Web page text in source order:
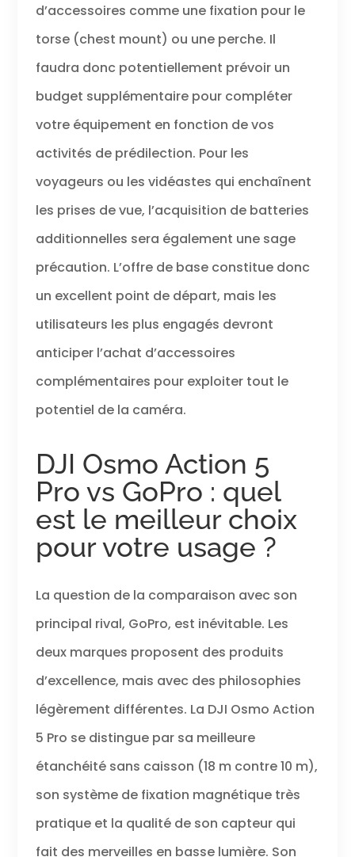
d’accessoires comme une fixation pour le
torse (chest mount) ou une perche. Il
faudra donc potentiellement prévoir un
budget supplémentaire pour compléter
votre équipement en fonction de vos
activités de prédilection. Pour les
voyageurs ou les vidéastes qui enchaînent
les prises de vue, l’acquisition de batteries
additionnelles sera également une sage
précaution. L’offre de base constitue donc
un excellent point de départ, mais les
utilisateurs les plus engagés devront
anticiper l’achat d’accessoires
complémentaires pour exploiter tout le
potentiel de la caméra.
DJI Osmo Action 5
Pro vs GoPro : quel
est le meilleur choix
pour votre usage ?
La question de la comparaison avec son
principal rival, GoPro, est inévitable. Les
deux marques proposent des produits
d’excellence, mais avec des philosophies
légèrement différentes. La DJI Osmo Action
5 Pro se distingue par sa meilleure
étanchéité sans caisson (18 m contre 10 m),
son système de fixation magnétique très
pratique et la qualité de son capteur qui
fait des merveilles en basse lumière. Son